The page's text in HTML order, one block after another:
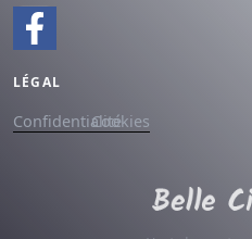
LÉGAL
ConfidentialitéCookies